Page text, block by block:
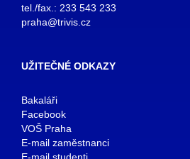
tel./fax.: 233 543 233
praha@trivis.cz
UŽITEČNÉ ODKAZY
Bakaláři
Facebook
VOŠ Praha
E-mail zaměstnanci
E-mail studenti